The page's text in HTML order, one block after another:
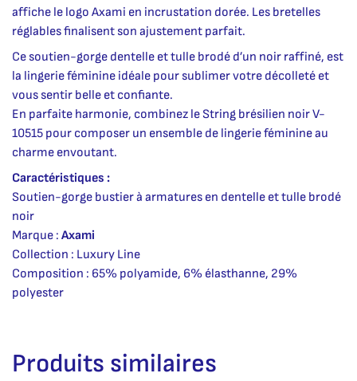
affiche le logo Axami en incrustation dorée. Les bretelles
réglables finalisent son ajustement parfait.
Ce soutien-gorge dentelle et tulle brodé d’un noir raffiné, est
la lingerie féminine idéale pour sublimer votre décolleté et
vous sentir belle et confiante.
En parfaite harmonie, combinez le String brésilien noir V-
10515 pour composer un ensemble de lingerie féminine au
charme envoutant.
Caractéristiques :
Soutien-gorge bustier à armatures en dentelle et tulle brodé
noir
Marque : Axami
Collection : Luxury Line
Composition : 65% polyamide, 6% élasthanne, 29%
polyester
Produits similaires